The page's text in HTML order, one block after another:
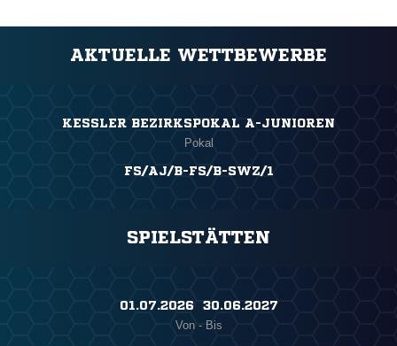
AKTUELLE WETTBEWERBE
KESSLER BEZIRKSPOKAL A-JUNIOREN
Pokal
FS/AJ/B-FS/B-SWZ/1
SPIELSTÄTTEN
01.07.2026 ​ 30.06.2027
Von - Bis